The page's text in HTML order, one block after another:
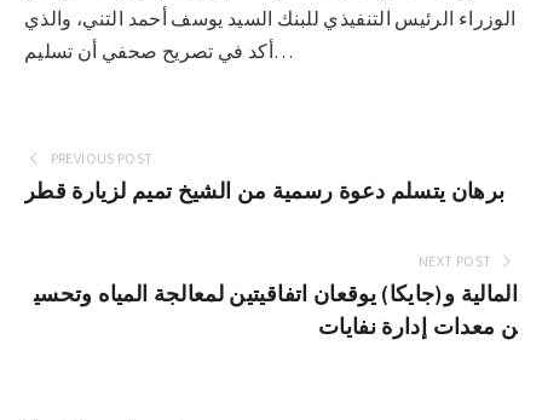
الوزراء الرئيس التنفيذي للبنك السيد يوسف أحمد التني، والذي
أكد في تصريح صحفي أن تسليم…
PREVIOUS POST
برهان يتسلم دعوة رسمية من الشيخ تميم لزيارة قطر
NEXT POST
المالية و(جايكا) يوقعان اتفاقيتين لمعالجة المياه وتحسي
ن معدات إدارة نفايات